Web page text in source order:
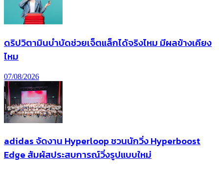
ดริปวิตามินบำบัดช่วยเจ็ตแล็กได้จริงไหม มีผลข้างเคียง
ไหม
07/08/2026
adidas จัดงาน Hyperloop ชวนนักวิ่ง Hyperboost
Edge สัมผัสประสบการณ์วิ่งรูปแบบใหม่